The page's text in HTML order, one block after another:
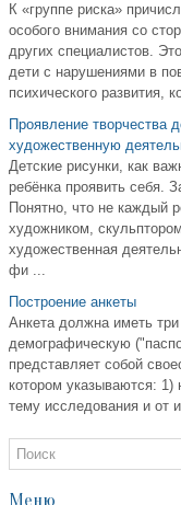
К «группе риска»
особого внимания со
других специалистов.
дети с нарушениями в
психического развития,
Проявление творчества
художественную
Детские рисунки, как
ребёнка проявить себя.
Понятно, что не каждый
художником,
художественная
фи ...
Построение анкеты
Анкета должна иметь
демографическую
представляет собой
котором указываются:
тему исследования и от
Меню